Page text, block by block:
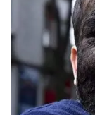
लगातार पहुंच
दर्शन